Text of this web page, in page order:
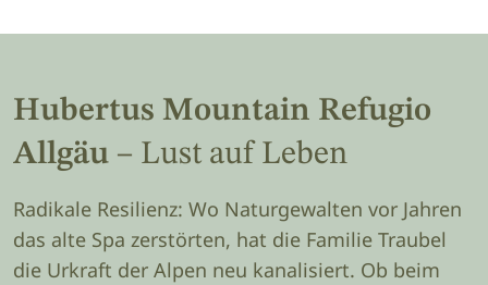
Hubertus Mountain Refugio
Allgäu– Lust auf Leben
Radikale Resilienz: Wo Naturgewalten vor Jahren
das alte Spa zerstörten, hat die Familie Traubel
die Urkraft der Alpen neu kanalisiert. Ob beim